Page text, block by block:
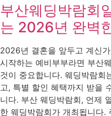
부산웨딩박람회
는 2026년 완벽
2026년 결혼을 앞두고 계신
시작하는 예비부부라면 부산
것이 중요합니다. 웨딩박람회
고, 특별 할인 혜택까지 받을
니다. 부산 웨딩박람회, 언제
한 웨딩박람회가 개최됩니다.